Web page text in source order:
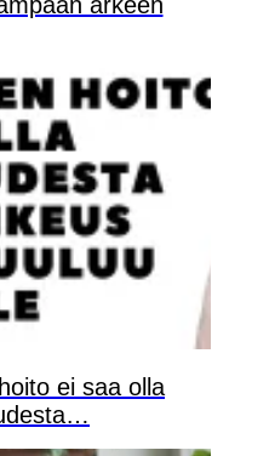
ei saa olla